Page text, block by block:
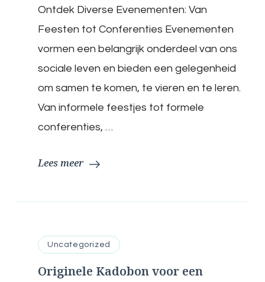
Diversiteit
van
Verschillende
Evenementen:
Conferenties
en
Ontdek Diverse Evenementen: Van
Feesten tot Conferenties Evenementen
vormen een belangrijk onderdeel van ons
sociale leven en bieden een gelegenheid
om samen te komen, te vieren en te leren.
Van informele feestjes tot formele
conferenties, …
Lees meer
Uncategorized
Originele Kadobon voor een